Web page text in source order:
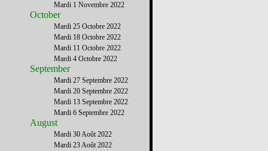
Mardi 1 Novembre 2022
October
Mardi 25 Octobre 2022
Mardi 18 Octobre 2022
Mardi 11 Octobre 2022
Mardi 4 Octobre 2022
September
Mardi 27 Septembre 2022
Mardi 20 Septembre 2022
Mardi 13 Septembre 2022
Mardi 6 Septembre 2022
August
Mardi 30 Août 2022
Mardi 23 Août 2022